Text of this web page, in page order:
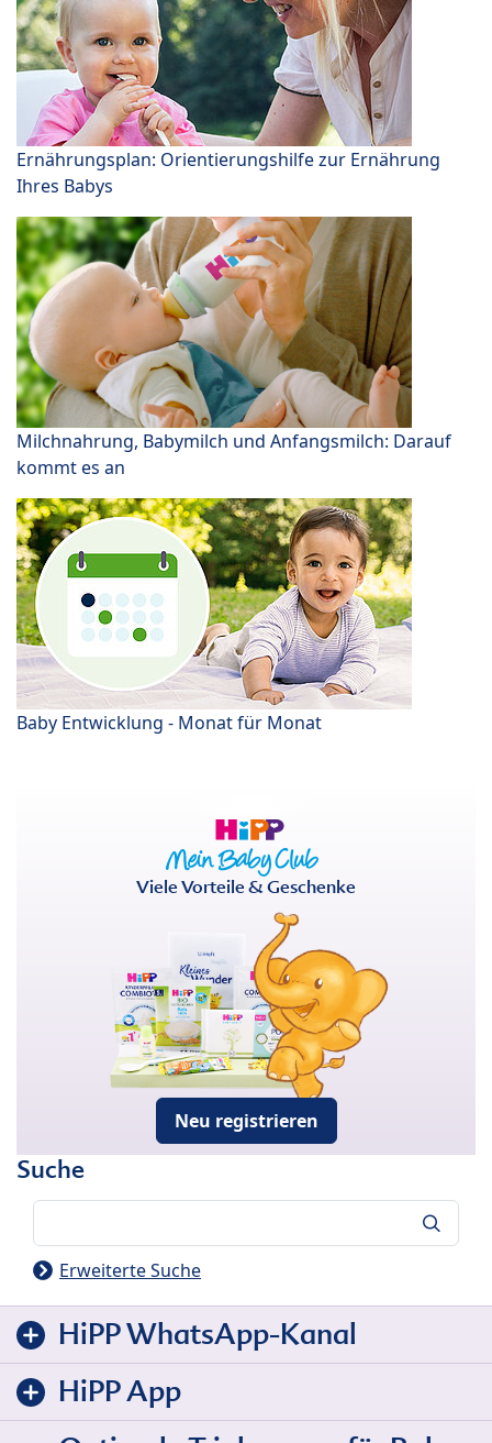
Ernährungsplan: Orientierungshilfe zur Ernährung
Ihres Babys
Milchnahrung, Babymilch und Anfangsmilch: Darauf
kommt es an
Baby Entwicklung - Monat für Monat
Viele Vorteile & Geschenke
Neu registrieren
Suche
Erweiterte Suche
HiPP WhatsApp-Kanal
HiPP App